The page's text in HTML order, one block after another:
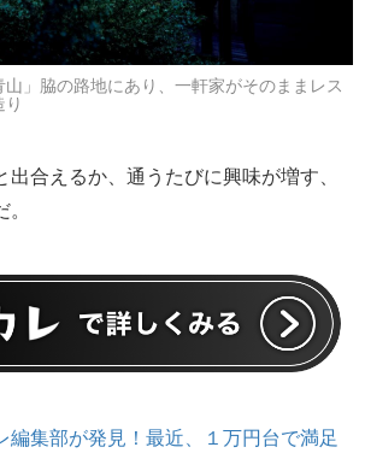
山」脇の路地にあり、一軒家がそのままレス
り
合えるか、通うたびに興味が増す、
編集部が発見！最近、１万円台で満足